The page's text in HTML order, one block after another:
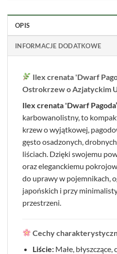
OPIS
INFORMACJE DODATKOWE
Ilex crenata 'Dwarf
Ostrokrzew o Azjatyckim
Ilex crenata 'Dwarf Pagoda’
karbowanolistny, to
krzew o wyjątkowej,
gęsto osadzonych,
liściach. Dzięki swojemu
oraz eleganckiemu
do uprawy w pojemnikach,
japońskich i przy
przestrzeni.
Cechy
Liście:Małe, błyszczące,